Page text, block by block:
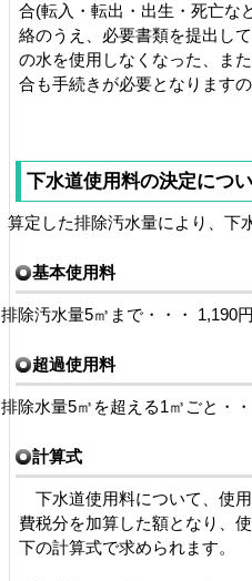
合(転入・転出・出生・死亡な
絡のうえ、必要書類を提出し
の水を使用しなくなった、ま
合も手続きが必要となります
下水道使用料の決定につ
算定した排除汚水量により、下
基本使用料
除汚水量5㎥まで・・・ 1,190
超過使用料
除水量5㎥を超える1㎥ごと・・
計算式
下水道使用料について、使
費税分を加算した額となり、
下の計算式で求められます。